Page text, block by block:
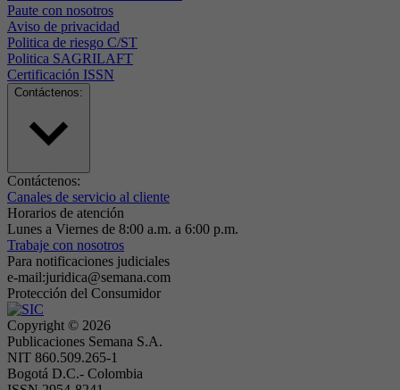
Paute con nosotros
Aviso de privacidad
Politica de riesgo C/ST
Politica SAGRILAFT
Certificación ISSN
Contáctenos:
Contáctenos:
Canales de servicio al cliente
Horarios de atención
Lunes a Viernes de 8:00 a.m. a 6:00 p.m.
Trabaje con nosotros
Para notificaciones judiciales
e-mail:juridica@semana.com
Protección del Consumidor
Copyright © 2026
Publicaciones Semana S.A.
NIT 860.509.265-1
Bogotá D.C.- Colombia